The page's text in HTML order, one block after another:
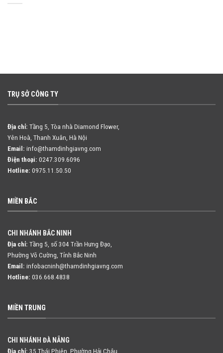
TRỤ SỞ CÔNG TY
Địa chỉ: Tầng 5, Tòa nhà Diamond Flower,
Yên Hoà, Thanh Xuân, Hà Nội
Email: info@thamdinhgiavng.com
Điện thoại: 0247.309.6096
Hotline: 0975.11.50.50
MIỀN BẮC
CHI NHÁNH BẮC NINH
Địa chỉ: Tầng 5, số 304 Trần Hưng Đạo,
Phường Võ Cường, Tỉnh Bắc Ninh
Email: infobacninh@thamdinhgiavng.com
Hotline: 036.668.4838
MIỀN TRUNG
CHI NHÁNH ĐÀ NẴNG
Địa chỉ: 35 Thái Phiên, Phường Hải Châu,